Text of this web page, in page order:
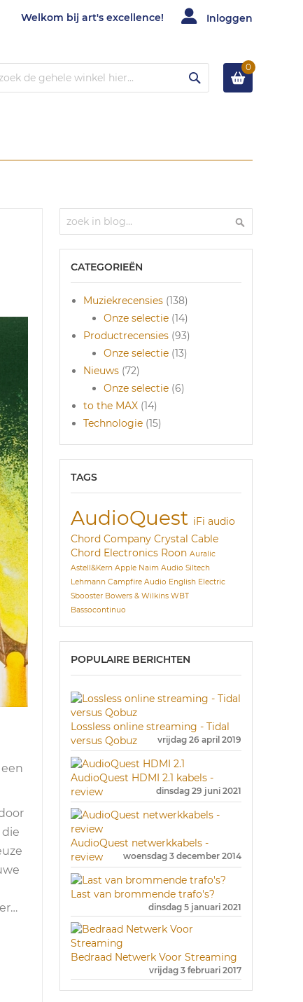
Welkom bij art's excellence! Inloggen
0
CATEGORIEËN
Muziekrecensies (138)
Onze selectie (14)
Productrecensies (93)
Onze selectie (13)
Nieuws (72)
Onze selectie (6)
to the MAX (14)
Technologie (15)
TAGS
AudioQuest iFi audio
Chord Company Crystal Cable
Chord Electronics Roon Auralic
Astell&Kern Apple Naim Audio Siltech
Lehmann Campfire Audio English Electric
Sbooster Bowers & Wilkins WBT
Bassocontinuo
POPULAIRE BERICHTEN
Lossless online streaming - Tidal
versus Qobuz
vrijdag 26 april 2019
AudioQuest HDMI 2.1 kabels -
review
dinsdag 29 juni 2021
AudioQuest netwerkkabels -
review
woensdag 3 december 2014
Last van brommende trafo's?
dinsdag 5 januari 2021
Bedraad Netwerk Voor Streaming
vrijdag 3 februari 2017